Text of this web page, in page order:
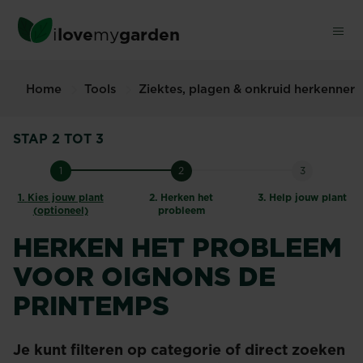
main
ilovemygarden
Home Tools Ziektes, plagen & onkruid herkenner
STAP 2 TOT 3
1
1. Kies jouw plant
(optioneel)
2
2. Herken het
probleem
3
3. Help jouw plant
HERKEN HET PROBLEEM
VOOR OIGNONS DE
PRINTEMPS
Je kunt filteren op categorie of direct zoeken